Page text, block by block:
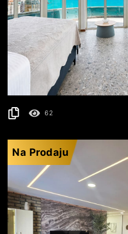
BEČIĆI
630.000€
62
Na Prodaju